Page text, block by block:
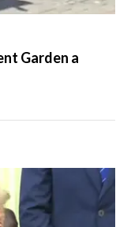
Garden a